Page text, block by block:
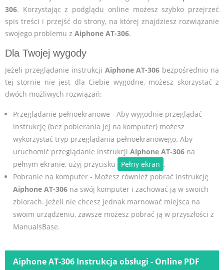
306. Korzystając z podglądu online możesz szybko przejrzeć
spis treści i przejść do strony, na której znajdziesz rozwiązanie
swojego problemu z Aiphone AT-306.
Dla Twojej wygody
Jeżeli przeglądanie instrukcji Aiphone AT-306 bezpośrednio na
tej stornie nie jest dla Ciebie wygodne, możesz skorzystać z
dwóch możliwych rozwiązań:
Przeglądanie pełnoekranowe - Aby wygodnie przeglądać
instrukcję (bez pobierania jej na komputer) możesz
wykorzystać tryp przeglądania pełnoekranowego. Aby
uruchomić przeglądanie instrukcji Aiphone AT-306na
pełnym ekranie, użyj przycisku
Pełny ekran .
Pobranie na komputer - Możesz również pobrać instrukcję
Aiphone AT-306na swój komputer i zachować ją w swoich
zbiorach. Jeżeli nie chcesz jednak marnować miejsca na
swoim urządzeniu, zawsze możesz pobrać ją w przyszłości z
ManualsBase.
Aiphone AT-306 Instrukcja obsługi - Online PDF